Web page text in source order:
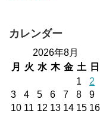
カレンダー
2026年8月
月
火 水 木 金 土
日
1
2
3
4 5 6 7 8
9
10 11 12 13 14 15 16